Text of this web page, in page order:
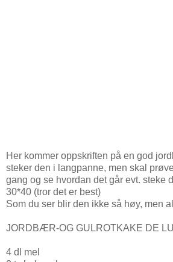
Her kommer oppskriften på en god
steker den i langpanne, men skal
gang og se hvordan det går evt. steke
30*40 (tror det er best)
Som du ser blir den ikke så høy, men
JORDBÆR-OG GULROTKAKE DE
4 dl mel